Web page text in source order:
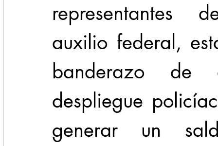
representantes
auxilio federal,
banderazo de
despliegue
generar un